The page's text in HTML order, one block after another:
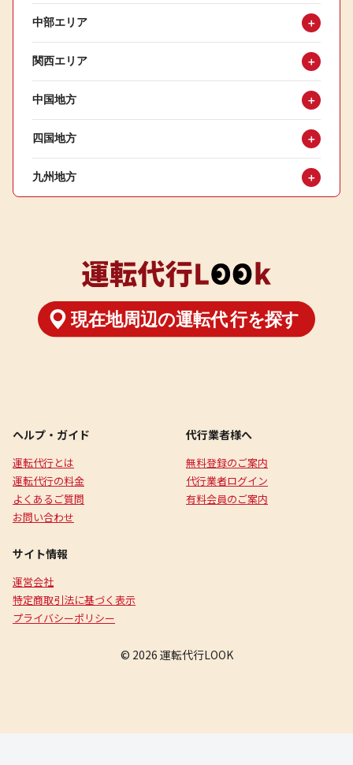
中部エリア ＋
関西エリア ＋
中国地方 ＋
四国地方 ＋
九州地方 ＋
ヘルプ・ガイド
運転代行とは
運転代行の料金
よくあるご質問
お問い合わせ
代行業者様へ
無料登録のご案内
代行業者ログイン
有料会員のご案内
サイト情報
運営会社
特定商取引法に基づく表示
プライバシーポリシー
© 2026 運転代行LOOK